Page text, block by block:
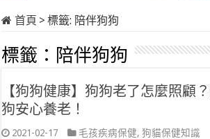
首頁 > 標籤: 陪伴狗狗
標籤： 陪伴狗狗
【狗狗健康】狗狗老了怎麼照顧
狗安心養老！
2021-02-17 毛孩疾病保健,狗貓保健知識